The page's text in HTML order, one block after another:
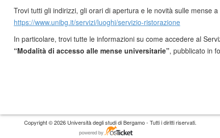
Trovi tutti gli indirizzi, gli orari di apertura e le novità sulle mense
https://www.unibg.it/servizi/luoghi/servizio-ristorazione
In particolare, trovi tutte le informazioni su come accedere al
“Modalità di accesso alle mense universitarie”, pubblicato in
Copyright © 2026 Università degli studi di Bergamo - Tutti i diritti riservati.